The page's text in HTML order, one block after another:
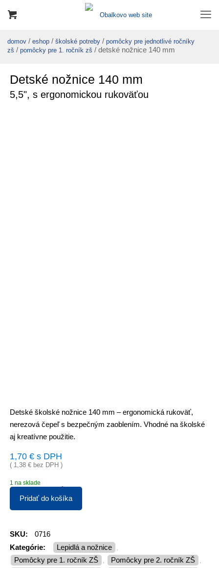
domov / eshop / školské potreby / pomôcky pre jednotlivé ročníky
zš / pomôcky pre 1. ročník zš / detské nožnice 140 mm
Detské nožnice 140 mm
5,5", s ergonomickou rukoväťou
Detské školské nožnice 140 mm – ergonomická rukoväť,
nerezová čepeľ s bezpečným zaoblením. Vhodné na školské
aj kreatívne použitie.
1,70 € s DPH
( 1,38 € bez DPH )
1 na sklade
Pridať do košíka
SKU:
0716
Kategórie:
Lepidlá a nožnice ,
Pomôcky pre 1. ročník ZŠ , Pomôcky pre 2. ročník ZŠ ,